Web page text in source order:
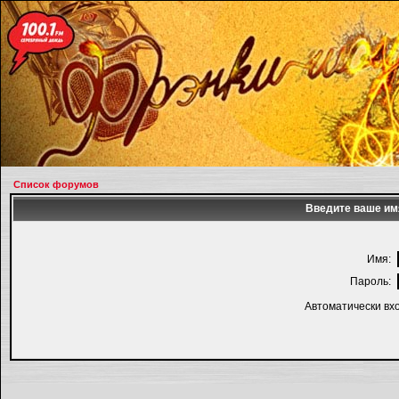
Список форумов
Введите ваше
Имя:
Пароль:
Автоматически